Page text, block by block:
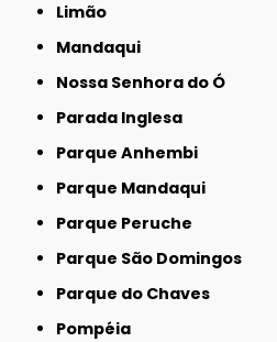
Limão
Mandaqui
Nossa Senhora do Ó
Parada Inglesa
Parque Anhembi
Parque Mandaqui
Parque Peruche
Parque São Domingos
Parque do Chaves
Pompéia